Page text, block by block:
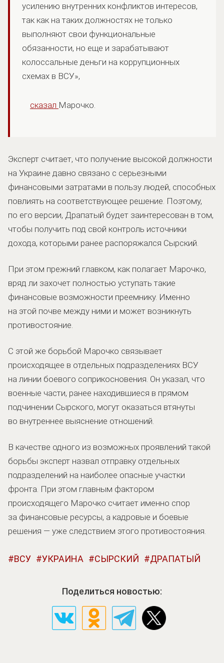
усилению внутренних конфликтов интересов,
так как на таких должностях не только
выполняют свои функциональные
обязанности, но еще и зарабатывают
колоссальные деньги на коррупционных
схемах в ВСУ»,
сказал Марочко.
Эксперт считает, что получение высокой должности
на Украине давно связано с серьезными
финансовыми затратами в пользу людей, способных
повлиять на соответствующее решение. Поэтому,
по его версии, Драпатый будет заинтересован в том,
чтобы получить под свой контроль источники
дохода, которыми ранее распоряжался Сырский.
При этом прежний главком, как полагает Марочко,
вряд ли захочет полностью уступать такие
финансовые возможности преемнику. Именно
на этой почве между ними и может возникнуть
противостояние.
С этой же борьбой Марочко связывает
происходящее в отдельных подразделениях ВСУ
на линии боевого соприкосновения. Он указал, что
военные части, ранее находившиеся в прямом
подчинении Сырского, могут оказаться втянуты
во внутреннее выяснение отношений.
В качестве одного из возможных проявлений такой
борьбы эксперт назвал отправку отдельных
подразделений на наиболее опасные участки
фронта. При этом главным фактором
происходящего Марочко считает именно спор
за финансовые ресурсы, а кадровые и боевые
решения — уже следствием этого противостояния.
ВСУ УКРАИНА СЫРСКИЙ ДРАПАТЫЙ
Поделиться новостью: